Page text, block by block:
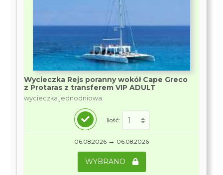
Wycieczka Rejs poranny wokół Cape Greco
z Protaras z transferem VIP ADULT
wycieczka jednodniowa
Ilość:
06.08.2026 → 06.08.2026
WYBRANO